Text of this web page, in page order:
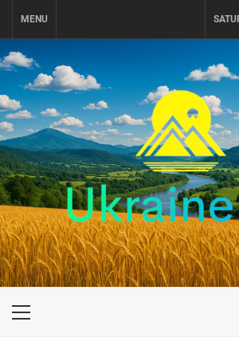
MENU
UKRAINE-IS
ПОДОРОЖI ПО УКРАЇНІ
Primary